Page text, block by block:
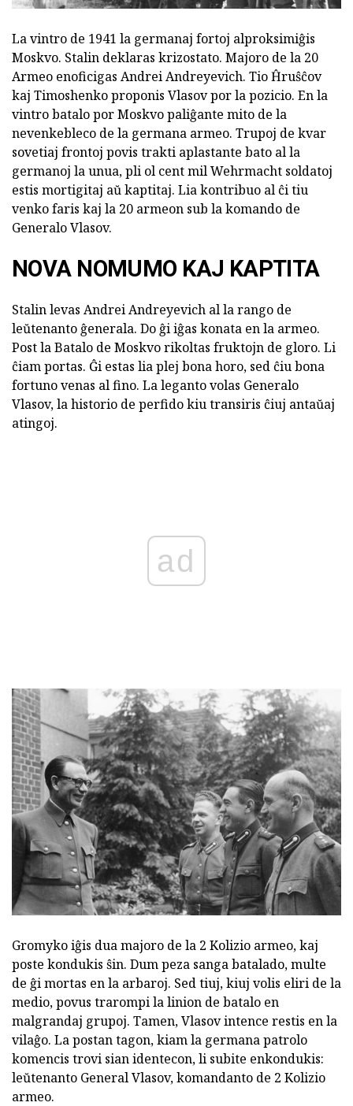
La vintro de 1941 la germanaj fortoj alproksimiĝis
Moskvo. Stalin deklaras krizostato. Majoro de la 20
Armeo enoficigas Andrei Andreyevich. Tio Ĥruŝĉov
kaj Timoshenko proponis Vlasov por la pozicio. En la
vintro batalo por Moskvo paliĝante mito de la
nevenkebleco de la germana armeo. Trupoj de kvar
sovetiaj frontoj povis trakti aplastante bato al la
germanoj la unua, pli ol cent mil Wehrmacht soldatoj
estis mortigitaj aŭ kaptitaj. Lia kontribuo al ĉi tiu
venko faris kaj la 20 armeon sub la komando de
Generalo Vlasov.
NOVA NOMUMO KAJ KAPTITA
Stalin levas Andrei Andreyevich al la rango de
leŭtenanto ĝenerala. Do ĝi iĝas konata en la armeo.
Post la Batalo de Moskvo rikoltas fruktojn de gloro. Li
ĉiam portas. Ĝi estas lia plej bona horo, sed ĉiu bona
fortuno venas al fino. La leganto volas Generalo
Vlasov, la historio de perfido kiu transiris ĉiuj antaŭaj
atingoj.
ad
Gromyko iĝis dua majoro de la 2 Kolizio armeo, kaj
poste kondukis ŝin. Dum peza sanga batalado, multe
de ĝi mortas en la arbaroj. Sed tiuj, kiuj volis eliri de la
medio, povus trarompi la linion de batalo en
malgrandaj grupoj. Tamen, Vlasov intence restis en la
vilaĝo. La postan tagon, kiam la germana patrolo
komencis trovi sian identecon, li subite enkondukis:
leŭtenanto General Vlasov, komandanto de 2 Kolizio
armeo.